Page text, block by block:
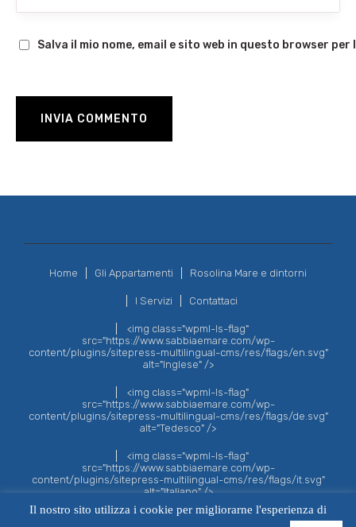
Salva il mio nome, email e sito web in questo browser
Home Gli Appartamenti Rosolina Mare e dintorni
I Servizi Contattaci
<img class="wpml-ls-flag"
src="https://www.sabbiaemare.com/wp-
content/plugins/sitepress-multilingual-cms/res/flags/en.svg"
alt="Inglese" />
<img class="wpml-ls-flag"
src="https://www.sabbiaemare.com/wp-
content/plugins/sitepress-multilingual-cms/res/flags/de.svg"
alt="Tedesco" />
<img class="wpml-ls-flag"
src="https://www.sabbiaemare.com/wp-
content/plugins/sitepress-multilingual-cms/res/flags/it.svg"
alt="Italiano" />
Il nostro sito utilizza i cookie per migliorarne l'esperienza di